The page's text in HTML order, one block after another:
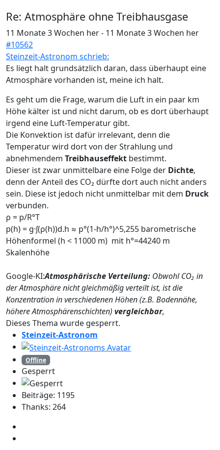
Re: Atmosphäre ohne Treibhausgase
11 Monate 3 Wochen her- 11 Monate 3 Wochen her
#10562
Steinzeit-Astronom schrieb:
Es liegt halt grundsätzlich daran, dass überhaupt eine
Atmosphäre vorhanden ist, meine ich halt.
Es geht um die Frage, warum die Luft in ein paar km
Höhe kälter ist und nicht darum, ob es dort überhaupt
irgend eine Luft-Temperatur gibt.
Die Konvektion ist dafür irrelevant, denn die
Temperatur wird dort von der Strahlung und
abnehmendem Treibhauseffekt bestimmt.
Dieser ist zwar unmittelbare eine Folge der Dichte,
denn der Anteil des CO₂ dürfte dort auch nicht anders
sein. Diese ist jedoch nicht unmittelbar mit dem Druck
verbunden.
ρ = p/R°T
p(h) = g·∫(ρ(h))d.h ≈ p°(1-h/h°)^5,255 barometrische
Höhenformel (h < 11000 m) mit h°=44240 m
Skalenhöhe
Google-KI:Atmosphärische Verteilung: Obwohl CO₂ in
der Atmosphäre nicht gleichmäßig verteilt ist, ist die
Konzentration in verschiedenen Höhen (z.B. Bodennähe,
höhere Atmosphärenschichten) vergleichbar,
Dieses Thema wurde gesperrt.
Steinzeit-Astronom
Offline
Gesperrt
Beiträge: 1195
Thanks: 264